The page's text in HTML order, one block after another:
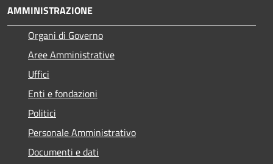
AMMINISTRAZIONE
Organi di Governo
Aree Amministrative
Uffici
Enti e fondazioni
Politici
Personale Amministrativo
Documenti e dati